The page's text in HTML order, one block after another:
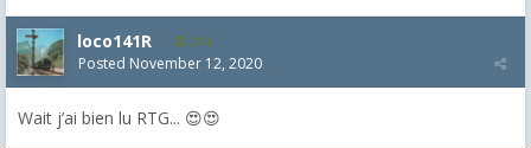
loco141R 214
Posted November 12, 2020
Wait j’ai bien lu RTG... 😍😍